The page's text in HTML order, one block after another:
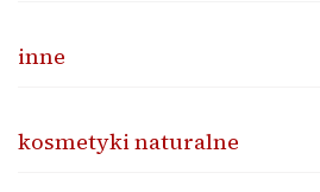
inne
kosmetyki naturalne